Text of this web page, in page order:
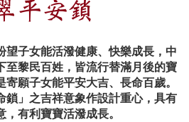
平安鎖
望子女能活潑健康、快樂成長，中
至黎民百姓，皆流行替滿月後的寶
願子女能平安大吉、長命百歲。
鎖」之吉祥意象作設計重心，具有
有利寶寶活潑成長。